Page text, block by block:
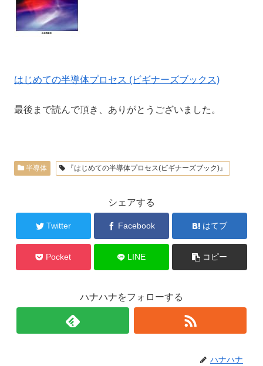
はじめての半導体プロセス (ビギナーズブックス)
最後まで読んで頂き、ありがとうございました。
半導体 『はじめての半導体プロセス(ビギナーズブック)』
シェアする
Twitter Facebook はてブ
Pocket LINE コピー
ハナハナをフォローする
ハナハナ